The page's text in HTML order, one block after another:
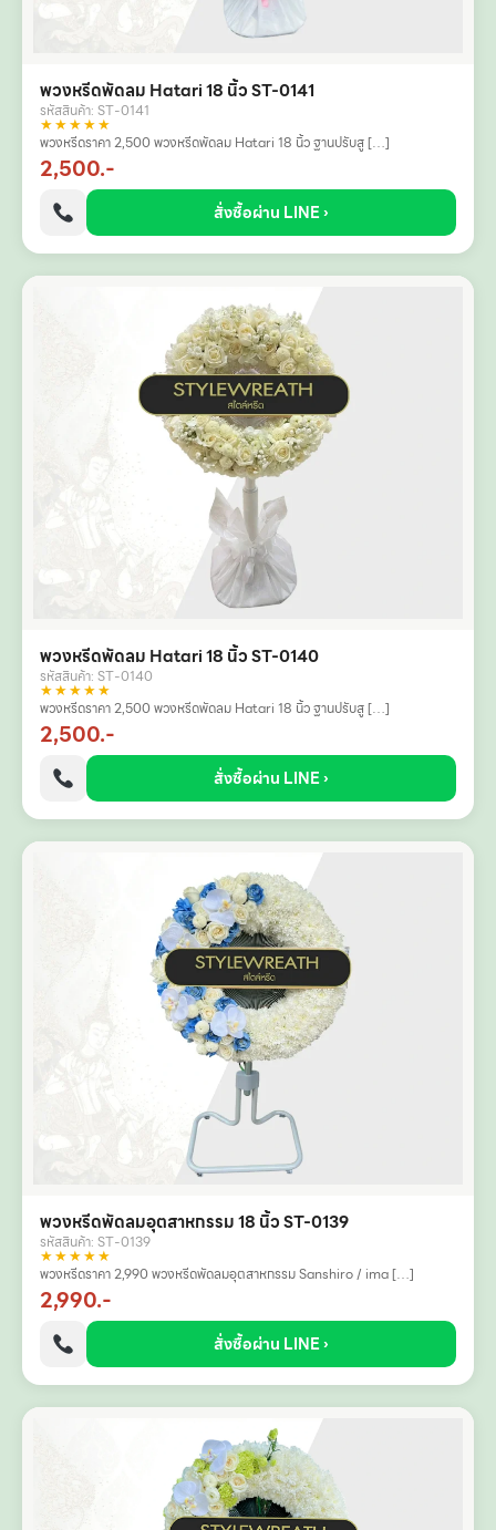
พวงหรีดพัดลม Hatari 18 นิ้ว ST-0141
รหัสสินค้า: ST-0141
★★★★★
พวงหรีดราคา 2,500 พวงหรีดพัดลม Hatari 18 นิ้ว ฐานปรับสู […]
2,500.-
สั่งซื้อผ่าน LINE ›
พวงหรีดพัดลม Hatari 18 นิ้ว ST-0140
รหัสสินค้า: ST-0140
★★★★★
พวงหรีดราคา 2,500 พวงหรีดพัดลม Hatari 18 นิ้ว ฐานปรับสู […]
2,500.-
สั่งซื้อผ่าน LINE ›
พวงหรีดพัดลมอุตสาหกรรม 18 นิ้ว ST-0139
รหัสสินค้า: ST-0139
★★★★★
พวงหรีดราคา 2,990 พวงหรีดพัดลมอุตสาหกรรม Sanshiro / ima […]
2,990.-
สั่งซื้อผ่าน LINE ›